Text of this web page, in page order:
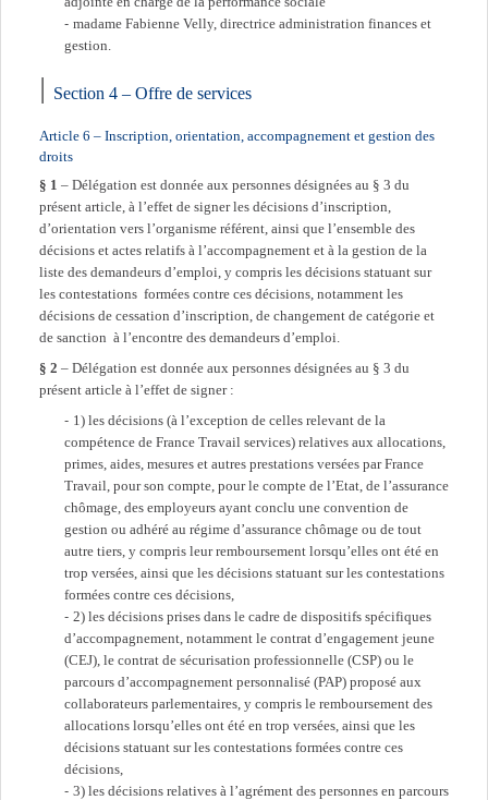
madame Fabienne Velly, directrice administration finances et
gestion.
Section 4 – Offre de services
Article 6 – Inscription, orientation, accompagnement et gestion des
droits
§ 1 – Délégation est donnée aux personnes désignées au § 3 du
présent article, à l’effet de signer les décisions d’inscription,
d’orientation vers l’organisme référent, ainsi que l’ensemble des
décisions et actes relatifs à l’accompagnement et à la gestion de la
liste des demandeurs d’emploi, y compris les décisions statuant sur
les contestations formées contre ces décisions, notamment les
décisions de cessation d’inscription, de changement de catégorie et
de sanction à l’encontre des demandeurs d’emploi.
§ 2 – Délégation est donnée aux personnes désignées au § 3 du
présent article à l’effet de signer :
1) les décisions (à l’exception de celles relevant de la
compétence de France Travail services) relatives aux allocations,
primes, aides, mesures et autres prestations versées par France
Travail, pour son compte, pour le compte de l’Etat, de l’assurance
chômage, des employeurs ayant conclu une convention de
gestion ou adhéré au régime d’assurance chômage ou de tout
autre tiers, y compris leur remboursement lorsqu’elles ont été en
trop versées, ainsi que les décisions statuant sur les contestations
formées contre ces décisions,
2) les décisions prises dans le cadre de dispositifs spécifiques
d’accompagnement, notamment le contrat d’engagement jeune
(CEJ), le contrat de sécurisation professionnelle (CSP) ou le
parcours d’accompagnement personnalisé (PAP) proposé aux
collaborateurs parlementaires, y compris le remboursement des
allocations lorsqu’elles ont été en trop versées, ainsi que les
décisions statuant sur les contestations formées contre ces
décisions,
3) les décisions relatives à l’agrément des personnes en parcours